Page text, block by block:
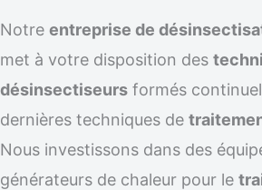
Notre entreprise de
met à votre disposition des
désinsectiseurs formés
dernières techniques de
Nous investissons dans des
générateurs de chaleur pour le